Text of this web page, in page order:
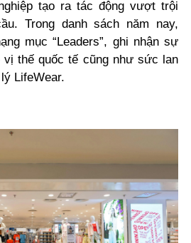
tạo ra tác động vượt trội
Trong danh sách năm nay,
mục “Leaders”, ghi nhận sự
vị thế quốc tế cũng như sức lan
LifeWear.